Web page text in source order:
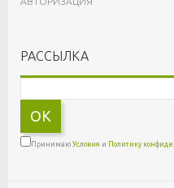
РАССЫЛКА
OK
Принимаю Условия и Политику